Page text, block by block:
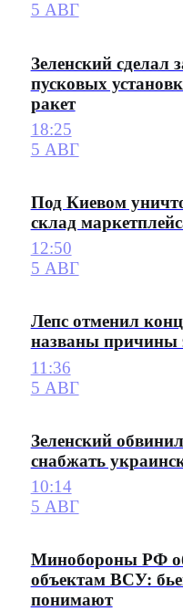
5 АВГ
Зеленский сделал
пусковых
ракет
18:25
5 АВГ
Под Киевом
склад
12:50
5 АВГ
Лепс отменил
названы причины
11:36
5 АВГ
Зеленский
снабжать
10:14
5 АВГ
Минобороны РФ
объектам ВСУ:
понимают